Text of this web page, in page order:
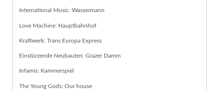
International Music: Wassermann
Love Machine: Hauptbahnhof
Kraftwerk: Trans Europa Express
Einstürzende Neubauten: Grazer Damm
Infamis: Kammerspiel
The Young Gods: Our house